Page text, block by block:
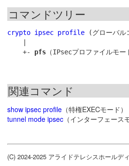
コマンドツリー
crypto ipsec profile (グローバル
    +-
pfs
関連コマンド
show ipsec profile （特権EXECモード）
tunnel mode ipsec （インターフェース
(C) 2024-2025 アライドテレシスホールデ